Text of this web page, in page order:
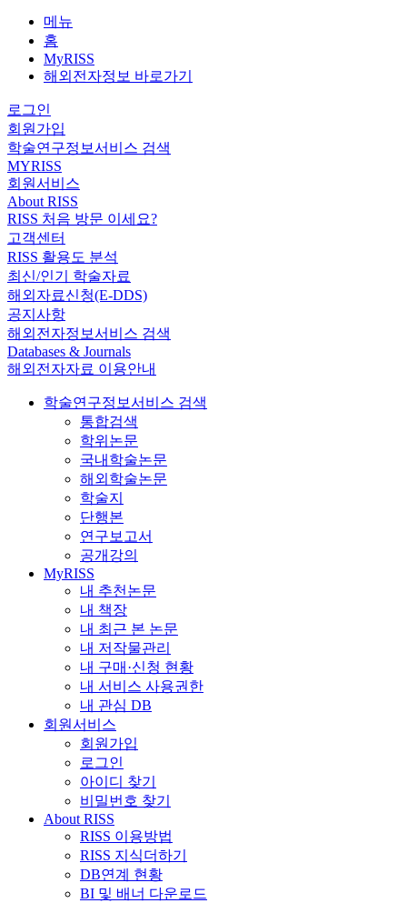
메뉴
홈
MyRISS
해외전자정보 바로가기
로그인
회원가입
학술연구정보서비스 검색
MYRISS
회원서비스
About RISS
RISS 처음 방문 이세요?
고객센터
RISS 활용도 분석
최신/인기 학술자료
해외자료신청(E-DDS)
공지사항
해외전자정보서비스 검색
Databases & Journals
해외전자자료 이용안내
학술연구정보서비스 검색
통합검색
학위논문
국내학술논문
해외학술논문
학술지
단행본
연구보고서
공개강의
MyRISS
내 추천논문
내 책장
내 최근 본 논문
내 저작물관리
내 구매·신청 현황
내 서비스 사용권한
내 관심 DB
회원서비스
회원가입
로그인
아이디 찾기
비밀번호 찾기
About RISS
RISS 이용방법
RISS 지식더하기
DB연계 현황
BI 및 배너 다운로드